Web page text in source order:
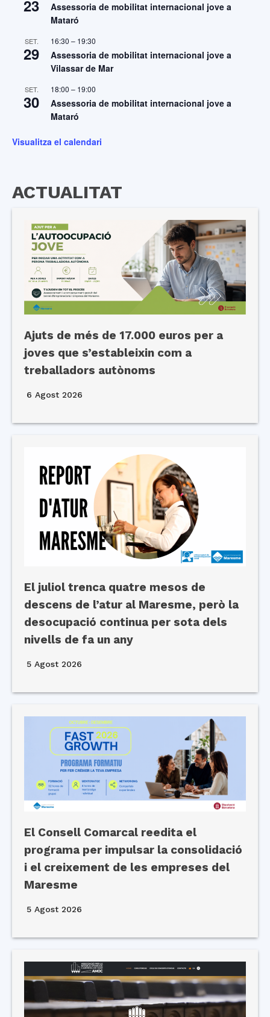
23
Assessoria de mobilitat internacional jove a
Mataró
SET.
29
16:30 – 19:30
Assessoria de mobilitat internacional jove a
Vilassar de Mar
SET.
30
18:00 – 19:00
Assessoria de mobilitat internacional jove a
Mataró
Visualitza el calendari
ACTUALITAT
Ajuts de més de 17.000 euros per a
joves que s’estableixin com a
treballadors autònoms
6 Agost 2026
El juliol trenca quatre mesos de
descens de l’atur al Maresme, però la
desocupació continua per sota dels
nivells de fa un any
5 Agost 2026
El Consell Comarcal reedita el
programa per impulsar la consolidació
i el creixement de les empreses del
Maresme
5 Agost 2026